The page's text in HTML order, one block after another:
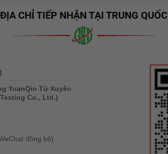
ĐỊA CHỈ TIẾP NHẬN TẠI TRUNG QUỐC
YuanQin Tứ Xuyên
Co., Ltd.)
đồng bộ)